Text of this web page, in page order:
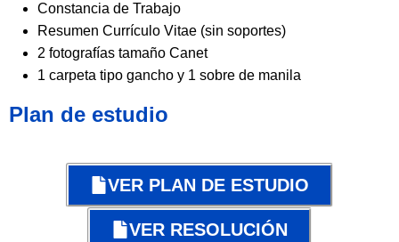
Constancia de Trabajo
Resumen Currículo Vitae (sin soportes)
2 fotografías tamaño Canet
1 carpeta tipo gancho y 1 sobre de manila
Plan de estudio
VER PLAN DE ESTUDIO
VER RESOLUCIÓN